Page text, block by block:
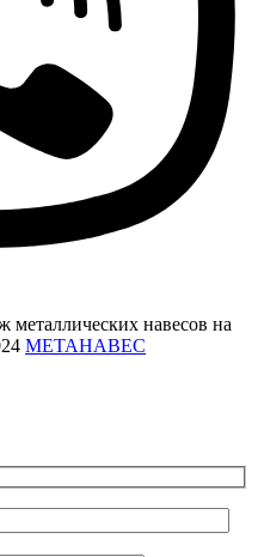
металлических навесов на
МЕТАНАВЕС